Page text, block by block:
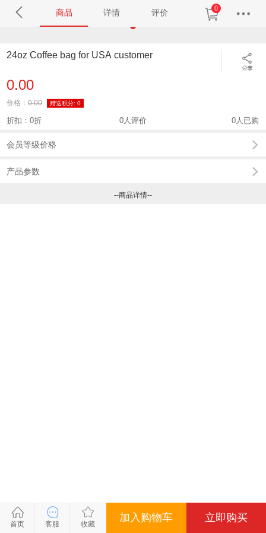
商品 详情 评价 0
24oz Coffee bag for USA customer
0.00
价格：0.00 赠送积分:0
折扣：0折 0人评价 0人已购
会员等级价格
产品参数
--商品详情--
关闭
关闭
关闭
关闭
首页 客服 收藏
加入购物车 立即购买